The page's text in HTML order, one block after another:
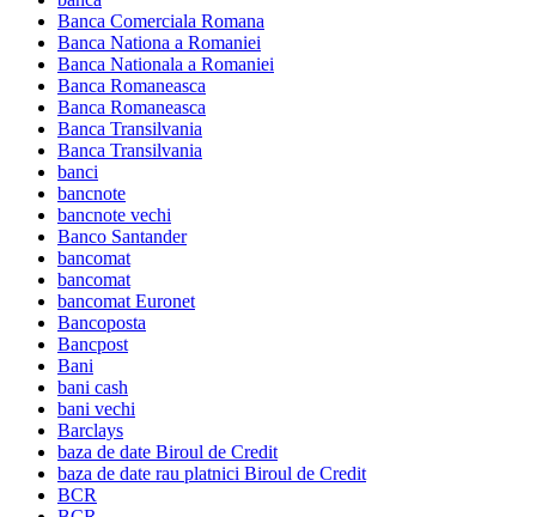
Banca Comerciala Romana
Banca Nationa a Romaniei
Banca Nationala a Romaniei
Banca Romaneasca
Banca Romaneasca
Banca Transilvania
Banca Transilvania
banci
bancnote
bancnote vechi
Banco Santander
bancomat
bancomat
bancomat Euronet
Bancoposta
Bancpost
Bani
bani cash
bani vechi
Barclays
baza de date Biroul de Credit
baza de date rau platnici Biroul de Credit
BCR